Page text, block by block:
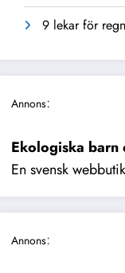
9 lekar för
Annons:
Ekologiska
En svensk
Annons: